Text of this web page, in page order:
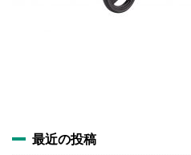
最近の投稿